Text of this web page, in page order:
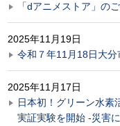
「dアニメストア」の
2025年11月19日
令和７年11月18日大
2025年11月17日
日本初！グリーン水素
実証実験を開始 -災害